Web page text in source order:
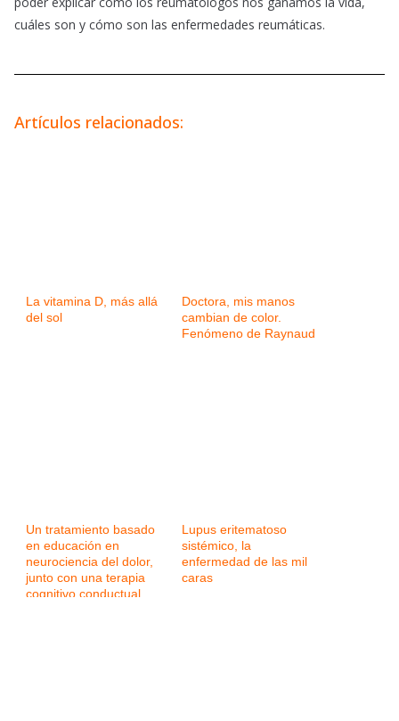
cuáles son y cómo son las enfermedades reumáticas.
Artículos relacionados:
La vitamina D, más allá
del sol
Doctora, mis manos
cambian de color.
Fenómeno de Raynaud
Un tratamiento basado
en educación en
neurociencia del dolor,
junto con una terapia
cognitivo conductual,
Lupus eritematoso
sistémico, la
enfermedad de las mil
caras